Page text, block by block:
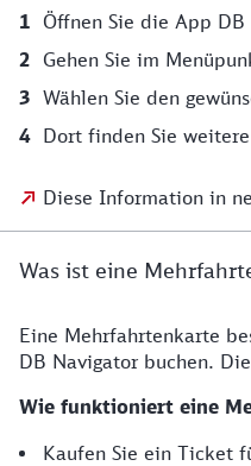
Öffnen Sie die App DB
Gehen Sie im
Wählen Sie den
Dort finden Sie
Diese Information in
Was ist eine
Eine Mehrfahrtenkarte
DB Navigator buchen.
Wie funktioniert eine
Kaufen Sie ein Ticket